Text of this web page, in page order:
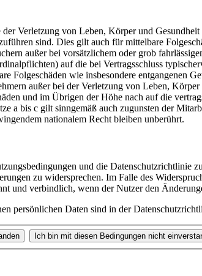
Verletzung von Leben, Körper und
sind. Dies gilt auch für mittelbare
außer bei vorsätzlichem oder grob
auf die bei Vertragsschluss
Folgeschäden wie insbesondere entgangenen
außer bei der Verletzung von Leben,
und im Übrigen der Höhe nach auf die
a bis c gilt sinngemäß auch zugunsten der
nationalem Recht bleiben unberührt.
und die Datenschutzrichtlinie
zu widersprechen. Im Falle des
und verbindlich, wenn der Nutzer den
persönlichen Daten sind in der